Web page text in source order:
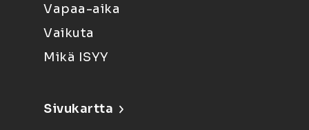
Vapaa-aika
Vaikuta
Mikä ISYY
Sivukartta